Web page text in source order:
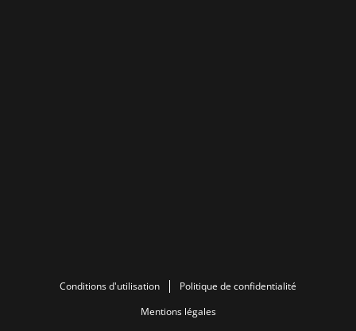
Conditions d'utilisation
Politique de confidentialité
Mentions légales